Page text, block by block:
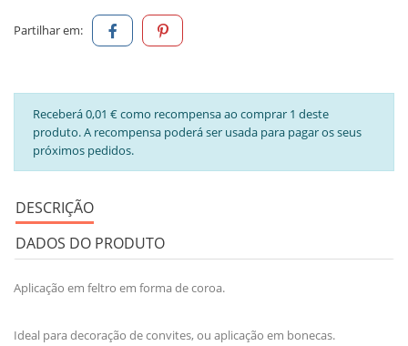
Partilhar em:
Receberá 0,01 € como recompensa ao comprar 1 deste
produto. A recompensa poderá ser usada para pagar os seus
próximos pedidos.
DESCRIÇÃO
DADOS DO PRODUTO
Aplicação em feltro em forma de coroa.
Ideal para decoração de convites, ou aplicação em bonecas.